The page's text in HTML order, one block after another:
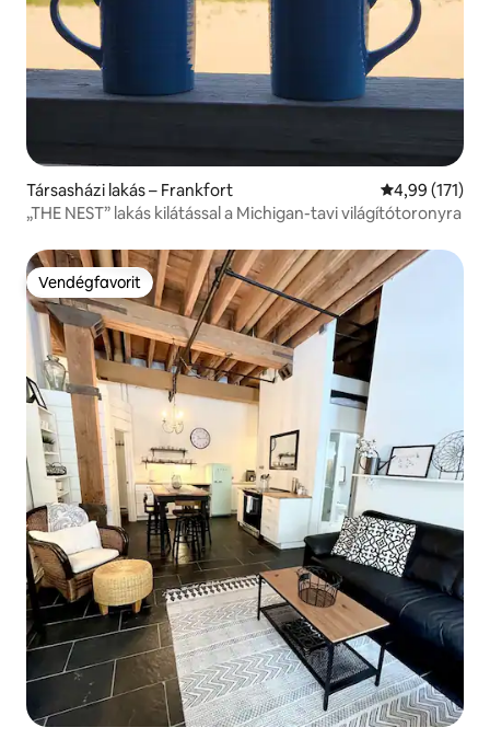
Társasházi lakás – Frankfort Átlagos
4,99 (171)
„THE NEST” lakás kilátással a Michigan-tavi világítótoronyra
Vendégfavorit
Vendégfavorit